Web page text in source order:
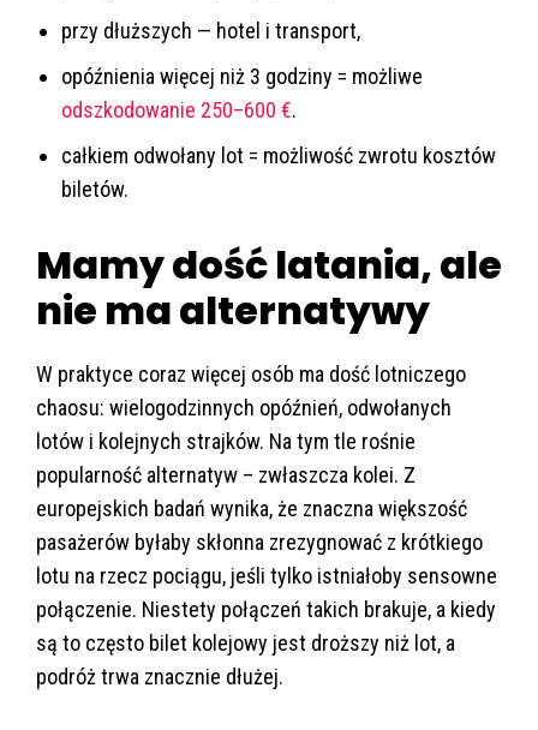
przy dłuższych — hotel i transport,
opóźnienia więcej niż 3 godziny = możliwe
odszkodowanie 250–600 €.
całkiem odwołany lot = możliwość zwrotu kosztów
biletów.
Mamy dość latania, ale
nie ma alternatywy
W praktyce coraz więcej osób ma dość lotniczego
chaosu: wielogodzinnych opóźnień, odwołanych
lotów i kolejnych strajków. Na tym tle rośnie
popularność alternatyw – zwłaszcza kolei. Z
europejskich badań wynika, że znaczna większość
pasażerów byłaby skłonna zrezygnować z krótkiego
lotu na rzecz pociągu, jeśli tylko istniałoby sensowne
połączenie. Niestety połączeń takich brakuje, a kiedy
są to często bilet kolejowy jest droższy niż lot, a
podróż trwa znacznie dłużej.